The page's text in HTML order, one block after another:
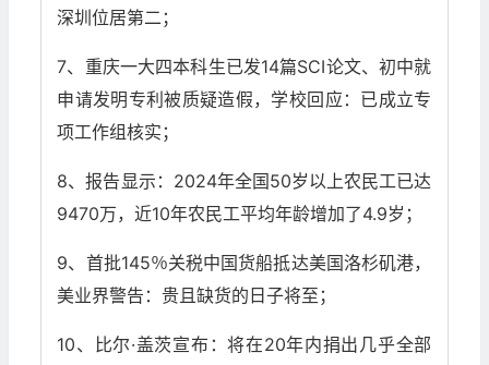
深圳位居第二；
7、重庆一大四本科生已发14篇SCI论文、初中就
申请发明专利被质疑造假，学校回应：已成立专
项工作组核实；
8、报告显示：2024年全国50岁以上农民工已达
9470万，近10年农民工平均年龄增加了4.9岁；
9、首批145％关税中国货船抵达美国洛杉矶港，
美业界警告：贵且缺货的日子将至；
10、比尔·盖茨宣布：将在20年内捐出几乎全部